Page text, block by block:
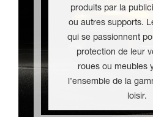
produits par la
ou autres supports.
qui se passionnent
protection de leur
roues ou meubles
l’ensemble de la
loisir.